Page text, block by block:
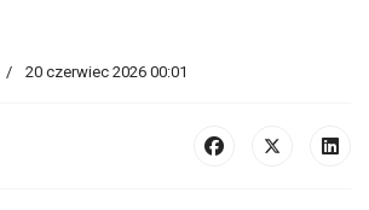
20 czerwiec 2026 00:01